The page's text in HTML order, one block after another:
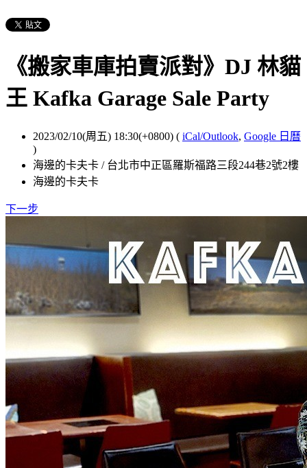
《搬家車庫拍賣派對》DJ 林貓
王 Kafka Garage Sale Party
2023/02/10(周五) 18:30(+0800) ( iCal/Outlook, Google 日曆
)
海邊的卡夫卡 / 台北市中正區羅斯福路三段244巷2號2樓
海邊的卡夫卡
下一步